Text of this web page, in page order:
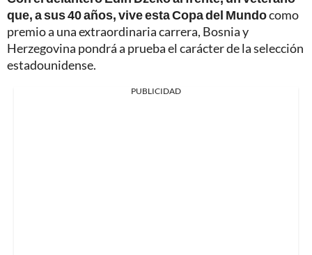
que, a sus 40 años, vive esta Copa del Mundocomo
premio a una extraordinaria carrera, Bosnia y
Herzegovina pondrá a prueba el carácter de la selección
estadounidense.
PUBLICIDAD